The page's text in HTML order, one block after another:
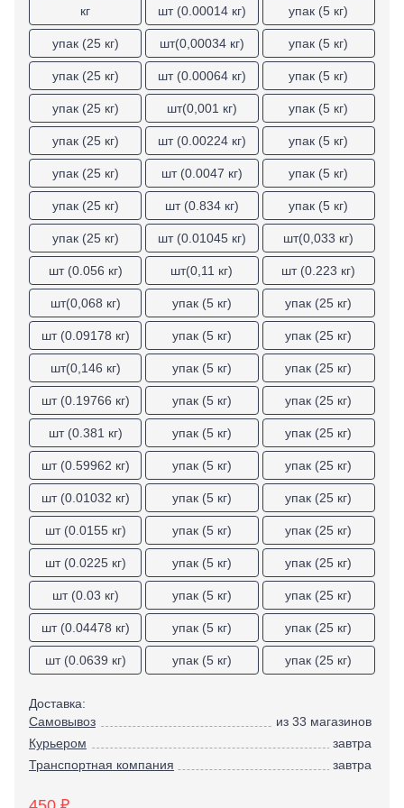
Заклепки забивные
Заклепки резьбовые
Дрели, шуруповерты
Шлифовальные машины
Строительные фены
УШМ (болгарки)
Пилы, Электролобзики
Насадки для гравера
Аксессуары для электроинструмента
Гвоздезабивной инструмент и аксессуары
Столярно слесарный инструмент
Ключи
Фиксирующий инструмент
Наборы слесарного инструмента
Напильники, Надфили
Отвертки
Керны, зубило
Корщетки
Ручные дрели, коловороты
Труборезы
Головки торцевые
Экстракторы
Заклепочники
Ключи (упаковки)
Лестницы, стремянки
Стремянки
Хранение инструмента
Стенды, Панели, Полки
Ящики, Кейсы, Органайзеры
Сумки для инструмента
Средства индивидуальной защиты
Защита рук
Защита глаз, Головы
Коронки по бетону, переходники
Коронки по бетону, переходники БХ
Мешки строительные
Системы наблюдения и оповещения
Видеонаблюдение
Датчики движения
Звонки дверные
Талреп БХ
Тросы, ремни, канаты, цепи
Тросы, ремни, канаты, цепи БХ
Шнуры, Шпагаты, Веревки БХ
Шланги садовые
Средства защиты от насекомых и
грызунов
Сетки москитные
Средства от грызунов и огородных вредителей
Средства от летающих и ползающих насекомых
Садовая техника
Триммеры, газонокосилки и комплектующие
Снегоуборочная техника и инвентарь
Хранение вещей
Аксессуары для ванной комнаты и туалета
Сумки, сумки-тележки, чемоданы
Бытовая техника
Аксессуары для бытовой техники
Красота и здоровье
Мелкая бытовая техника
Зоотовары
Аксессуары для питомцев
Игрушки для питомцев
Наполнители и лотки
Посуда
Расходники для выпечки и запекания
Кухонные принадлежности и аксессуары
Посуда для приготовления
Посуда для сервировки
Термосы и термокружки
Хранение продуктов
Бытовая химия
Освежители воздуха и ароматизаторы
Средства для мытья посуды
Средства для прочистки труб
Средства для стирки и ухода за бельем
Средства чистящие и моющие для дома
кг
шт (0.00014 кг) упак (5 кг)
упак (25 кг) шт(0,00034 кг) упак (5 кг)
упак (25 кг) шт (0.00064 кг) упак (5 кг)
упак (25 кг) шт(0,001 кг) упак (5 кг)
упак (25 кг) шт (0.00224 кг) упак (5 кг)
упак (25 кг) шт (0.0047 кг) упак (5 кг)
упак (25 кг) шт (0.834 кг) упак (5 кг)
упак (25 кг) шт (0.01045 кг) шт(0,033 кг)
шт (0.056 кг) шт(0,11 кг) шт (0.223 кг)
шт(0,068 кг) упак (5 кг) упак (25 кг)
шт (0.09178 кг) упак (5 кг) упак (25 кг)
шт(0,146 кг) упак (5 кг) упак (25 кг)
шт (0.19766 кг) упак (5 кг) упак (25 кг)
шт (0.381 кг) упак (5 кг) упак (25 кг)
шт (0.59962 кг) упак (5 кг) упак (25 кг)
шт (0.01032 кг) упак (5 кг) упак (25 кг)
шт (0.0155 кг) упак (5 кг) упак (25 кг)
шт (0.0225 кг) упак (5 кг) упак (25 кг)
шт (0.03 кг) упак (5 кг) упак (25 кг)
шт (0.04478 кг) упак (5 кг) упак (25 кг)
шт (0.0639 кг) упак (5 кг) упак (25 кг)
Доставка:
Самовывоз
из 33 магазинов
Курьером
завтра
Транспортная компания
завтра